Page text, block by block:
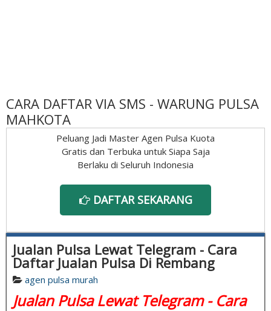
CARA DAFTAR VIA SMS - WARUNG PULSA
MAHKOTA
Peluang Jadi Master Agen Pulsa Kuota
Gratis dan Terbuka untuk Siapa Saja
Berlaku di Seluruh Indonesia
DAFTAR SEKARANG
Jualan Pulsa Lewat Telegram - Cara
Daftar Jualan Pulsa Di Rembang
agen pulsa murah
Jualan Pulsa Lewat Telegram - Cara